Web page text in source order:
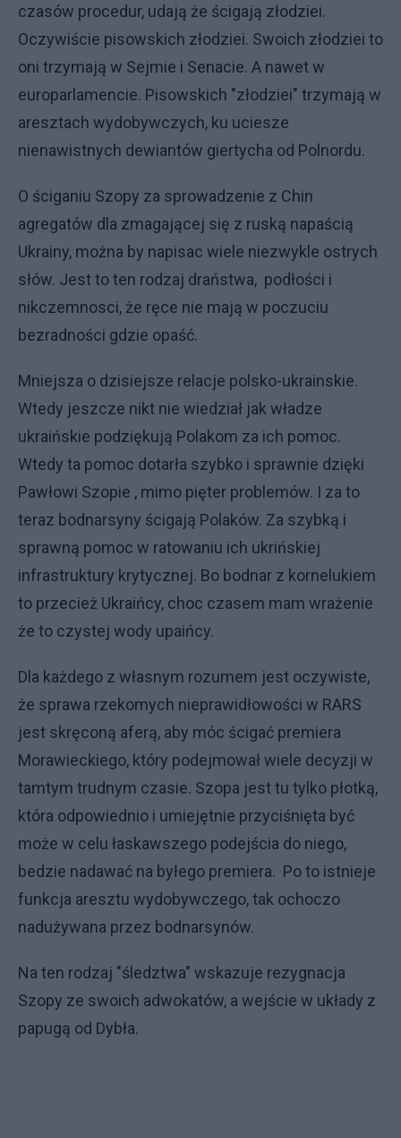
czasów procedur, udają że ścigają złodziei.
Oczywiście pisowskich złodziei. Swoich złodziei to
oni trzymają w Sejmie i Senacie. A nawet w
europarlamencie. Pisowskich "złodziei" trzymają w
aresztach wydobywczych, ku uciesze
nienawistnych dewiantów giertycha od Polnordu.
O ściganiu Szopy za sprowadzenie z Chin
agregatów dla zmagającej się z ruską napaścią
Ukrainy, można by napisac wiele niezwykle ostrych
słów. Jest to ten rodzaj draństwa, podłości i
nikczemnosci, że ręce nie mają w poczuciu
bezradności gdzie opaść.
Mniejsza o dzisiejsze relacje polsko-ukrainskie.
Wtedy jeszcze nikt nie wiedział jak władze
ukraińskie podziękują Polakom za ich pomoc.
Wtedy ta pomoc dotarła szybko i sprawnie dzięki
Pawłowi Szopie , mimo pięter problemów. I za to
teraz bodnarsyny ścigają Polaków. Za szybką i
sprawną pomoc w ratowaniu ich ukrińskiej
infrastruktury krytycznej. Bo bodnar z kornelukiem
to przecież Ukraińcy, choc czasem mam wrażenie
że to czystej wody upaińcy.
Dla każdego z własnym rozumem jest oczywiste,
że sprawa rzekomych nieprawidłowości w RARS
jest skręconą aferą, aby móc ścigać premiera
Morawieckiego, który podejmował wiele decyzji w
tamtym trudnym czasie. Szopa jest tu tylko płotką,
która odpowiednio i umiejętnie przyciśnięta być
może w celu łaskawszego podejścia do niego,
bedzie nadawać na byłego premiera. Po to istnieje
funkcja aresztu wydobywczego, tak ochoczo
nadużywana przez bodnarsynów.
Na ten rodzaj "śledztwa" wskazuje rezygnacja
Szopy ze swoich adwokatów, a wejście w układy z
papugą od Dybła.